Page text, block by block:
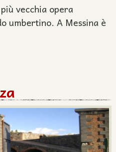
vecchia opera
umbertino. A Messina è